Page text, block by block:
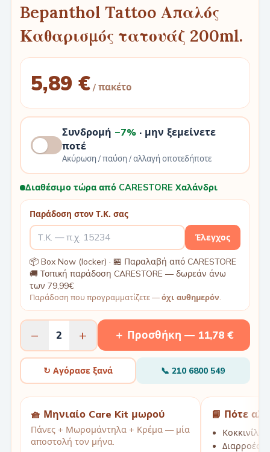
Bepanthol Tattoo Απαλός
Καθαρισμός τατουάζ 200ml.
5,89 € / πακέτο
Συνδρομή −7%· μην ξεμείνετε
ποτέ
Ακύρωση / παύση / αλλαγή οποτεδήποτε
Διαθέσιμο τώρα από CARESTORE Χαλάνδρι
Παράδοση στον Τ.Κ. σας
Έλεγχος
📦 Box Now (locker) · 🏪 Παραλαβή από CARESTORE
🚚 Τοπική παράδοση CARESTORE — δωρεάν άνω
των 79,99€
Παράδοση που προγραμματίζετε —όχι αυθημερόν
− 2 + ＋ Προσθήκη — 11,78 €
↻ Αγόρασε ξανά 📞210 6800 549
🧺 Μηνιαίο Care Kit μωρού
Πάνες + Μωρομάντηλα + Κρέμα — μία
αποστολή τον μήνα.
📘 Πότε
Διαρροές